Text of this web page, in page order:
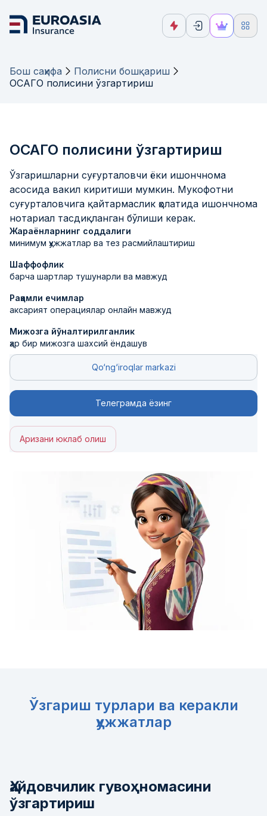
Бош саҳифа
Полисни бошқариш
ОСАГО полисини ўзгартириш
ОСАГО полисини ўзгартириш
Ўзгаришларни суғурталовчи ёки ишончнома
асосида вакил киритиши мумкин. Мукофотни
суғурталовчига қайтармаслик ҳолатида ишончнома
нотариал тасдиқланган бўлиши керак.
Жараёнларнинг соддалиги
минимум ҳужжатлар ва тез расмийлаштириш
Шаффофлик
барча шартлар тушунарли ва мавжуд
Рақамли ечимлар
аксарият операциялар онлайн мавжуд
Мижозга йўналтирилганлик
ҳар бир мижозга шахсий ёндашув
Qo‘ng‘iroqlar markazi
Телеграмда ёзинг
Аризани юклаб олиш
Ўзгариш турлари ва керакли
ҳужжатлар
Ҳайдовчилик гувоҳномасини
ўзгартириш